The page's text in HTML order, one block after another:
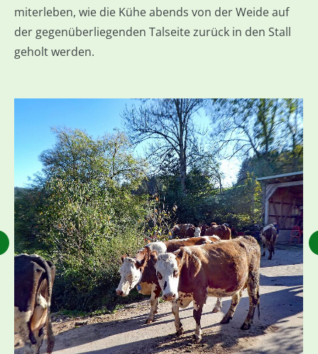
miterleben, wie die Kühe abends von der Weide auf
der gegenüberliegenden Talseite zurück in den Stall
geholt werden.